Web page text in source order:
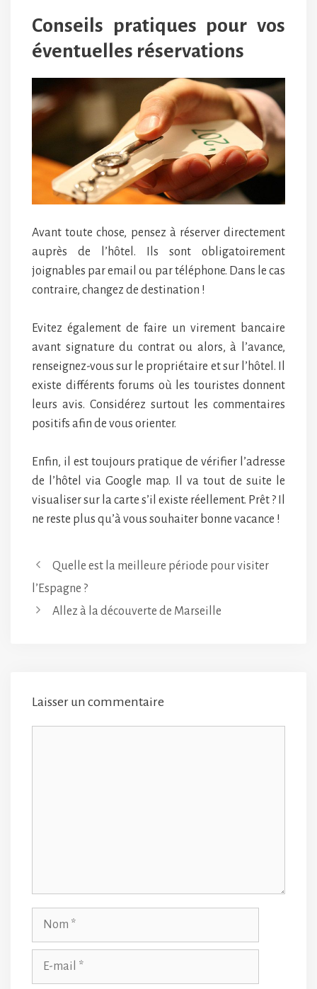
Conseils pratiques pour vos
éventuelles réservations
Avant toute chose, pensez à réserver directement
auprès de l’hôtel. Ils sont obligatoirement
joignables par email ou par téléphone. Dans le cas
contraire, changez de destination !
Evitez également de faire un virement bancaire
avant signature du contrat ou alors, à l’avance,
renseignez-vous sur le propriétaire et sur l’hôtel. Il
existe différents forums où les touristes donnent
leurs avis. Considérez surtout les commentaires
positifs afin de vous orienter.
Enfin, il est toujours pratique de vérifier l’adresse
de l’hôtel via Google map. Il va tout de suite le
visualiser sur la carte s’il existe réellement. Prêt ? Il
ne reste plus qu’à vous souhaiter bonne vacance !
Quelle est la meilleure période pour visiter
l’Espagne ?
Allez à la découverte de Marseille
Laisser un commentaire